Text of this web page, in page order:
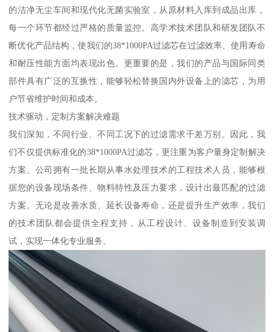
的洁净无尘车间和现代化无菌实验室，从原材料入库到成品出库，
每一个环节都经过严格的质量监控。高学术技术团队和研发团队不
断优化产品结构，使我们的38*1000PA过滤芯在过滤效率、使用寿命
和耐压性能方面均表现出色。更重要的是，我们的产品与国际同类
部件具有广泛的互换性，能够轻松替换国内外设备上的滤芯，为用
户节省维护时间和成本。
技术驱动，定制方案解决难题
我们深知，不同行业、不同工况下的过滤需求千差万别。因此，我
们不仅提供标准化的38*1000PA过滤芯，更注重为客户量身定制解决
方案。公司拥有一批长期从事水处理技术的工程技术人员，能够根
据您的设备现场条件、物料特性及压力要求，设计出最匹配的过滤
方案。无论是改善水质、延长设备寿命，还是提升生产效率，我们
的技术团队都会提供全程支持，从工程设计、设备制造到安装调
试，实现一体化专业服务。